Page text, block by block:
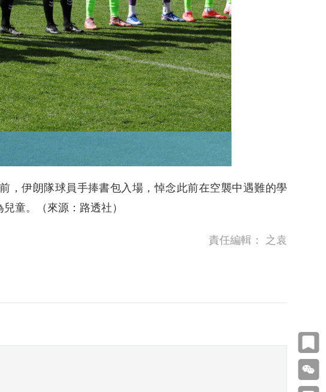
，伊朗隊球員手捧書包入場，悼念此前在空襲中遇難的學
童。（來源：路透社）
責任編輯： 之袁